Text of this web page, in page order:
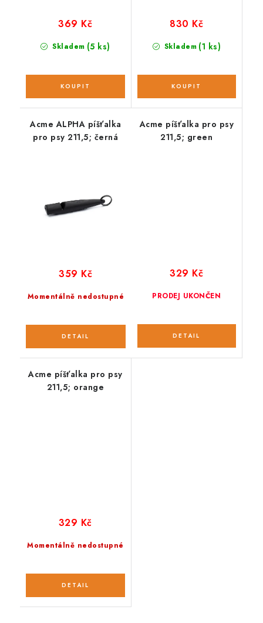
Skladem (5 ks)
369 Kč
Skladem (1 ks)
830 Kč
Acme ALPHA píšťalka
pro psy 211,5; černá
Momentálně nedostupné
359 Kč
Acme píšťalka pro psy
211,5; green
PRODEJ UKONČEN
329 Kč
Acme píšťalka pro psy
211,5; orange
Momentálně nedostupné
329 Kč